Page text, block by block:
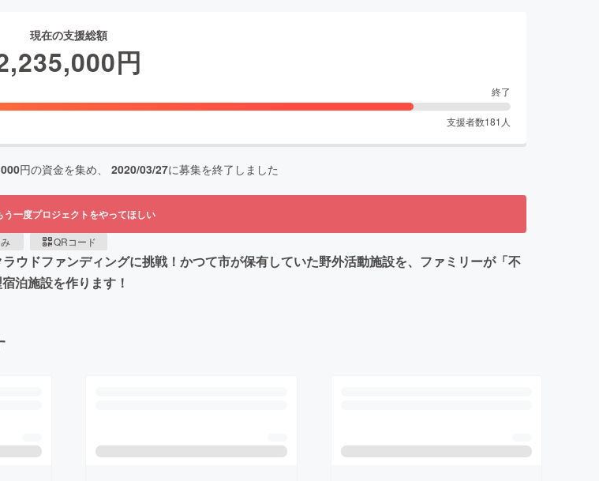
現在の支援総額
円
終了
支援者数181 人
円の資金を集め、 2020/03/27に募集を終了しました
う一度プロジェクトをやってほしい
QRコード
ウドファンディングに挑戦！かつて市が保有していた野外活動施設を、ファミリーが「不
泊施設を作ります！